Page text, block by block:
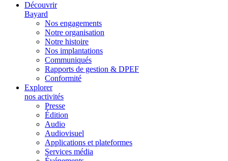
Découvrir
Bayard
Nos engagements
Notre organisation
Notre histoire
Nos implantations
Communiqués
Rapports de gestion & DPEF
Conformité
Explorer
nos activités
Presse
Édition
Audio
Audiovisuel
Applications et plateformes
Services média